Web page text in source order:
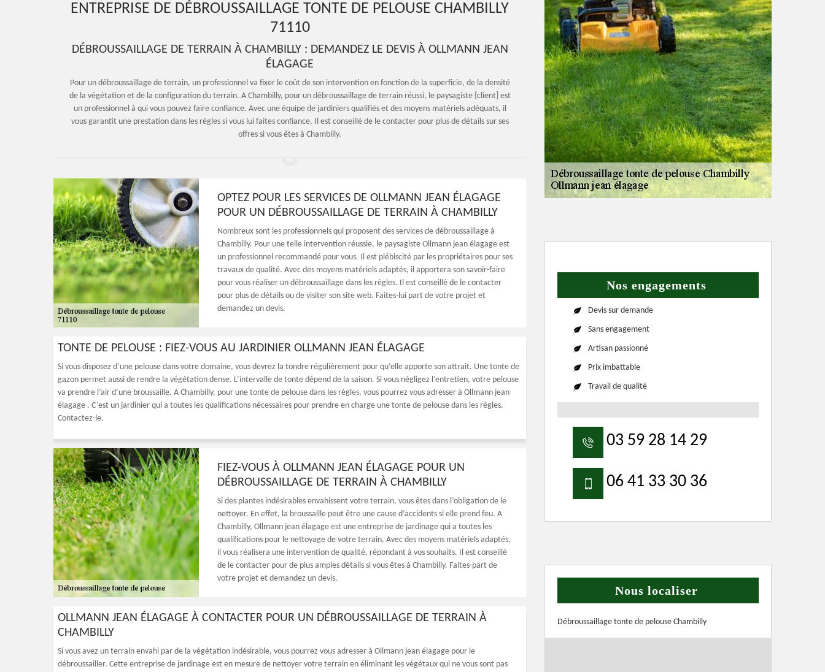
ENTREPRISE DE DÉBROUSSAILLAGE TONTE DE PELOUSE CHAMBILLY
71110
DÉBROUSSAILLAGE DE TERRAIN À CHAMBILLY : DEMANDEZ LE DEVIS À OLLMANN JEAN
ÉLAGAGE
Pour un débroussaillage de terrain, un professionnel va fixer le coût de son intervention en fonction de la superficie, de la densité
de la végétation et de la configuration du terrain. A Chambilly, pour un débroussaillage de terrain réussi, le paysagiste {client] est
un professionnel à qui vous pouvez faire confiance. Avec une équipe de jardiniers qualifiés et des moyens matériels adéquats, il
vous garantit une prestation dans les règles si vous lui faites confiance. Il est conseillé de le contacter pour plus de détails sur ses
offres si vous êtes à Chambilly.
OPTEZ POUR LES SERVICES DE OLLMANN JEAN ÉLAGAGE
POUR UN DÉBROUSSAILLAGE DE TERRAIN À CHAMBILLY
Nombreux sont les professionnels qui proposent des services de débroussaillage à
Chambilly. Pour une telle intervention réussie, le paysagiste Ollmann jean élagage est
un professionnel recommandé pour vous. Il est plébiscité par les propriétaires pour ses
travaux de qualité. Avec des moyens matériels adaptés, il apportera son savoir-faire
pour vous réaliser un débroussaillage dans les règles. Il est conseillé de le contacter
pour plus de détails ou de visiter son site web. Faites-lui part de votre projet et
demandez un devis.
TONTE DE PELOUSE : FIEZ-VOUS AU JARDINIER OLLMANN JEAN ÉLAGAGE
Si vous disposez d’une pelouse dans votre domaine, vous devrez la tondre régulièrement pour qu’elle apporte son attrait. Une tonte de
gazon permet aussi de rendre la végétation dense. L’intervalle de tonte dépend de la saison. Si vous négligez l’entretien, votre pelouse
va prendre l’air d’une broussaille. A Chambilly, pour une tonte de pelouse dans les règles, vous pourrez vous adresser à Ollmann jean
élagage . C’est un jardinier qui a toutes les qualifications nécessaires pour prendre en charge une tonte de pelouse dans les règles.
Contactez-le.
FIEZ-VOUS À OLLMANN JEAN ÉLAGAGE POUR UN
DÉBROUSSAILLAGE DE TERRAIN À CHAMBILLY
Si des plantes indésirables envahissent votre terrain, vous êtes dans l’obligation de le
nettoyer. En effet, la broussaille peut être une cause d’accidents si elle prend feu. A
Chambilly, Ollmann jean élagage est une entreprise de jardinage qui a toutes les
qualifications pour le nettoyage de votre terrain. Avec des moyens matériels adaptés,
il vous réalisera une intervention de qualité, répondant à vos souhaits. Il est conseillé
de le contacter pour de plus amples détails si vous êtes à Chambilly. Faites-part de
votre projet et demandez un devis.
OLLMANN JEAN ÉLAGAGE À CONTACTER POUR UN DÉBROUSSAILLAGE DE TERRAIN À
CHAMBILLY
Si vous avez un terrain envahi par de la végétation indésirable, vous pourrez vous adresser à Ollmann jean élagage pour le
débroussailler. Cette entreprise de jardinage est en mesure de nettoyer votre terrain en éliminant les végétaux qui ne vous sont pas
Nos engagements
Devis sur demande
Sans engagement
Artisan passionné
Prix imbattable
Travail de qualité
03 59 28 14 29
06 41 33 30 36
Nous localiser
Débroussaillage tonte de pelouse Chambilly